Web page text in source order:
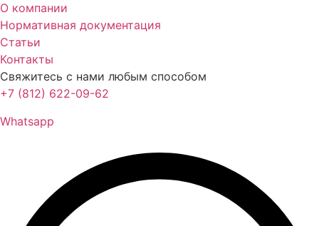
О компании
Нормативная документация
Статьи
Контакты
Свяжитесь с нами любым способом
+7 (812) 622-09-62
Whatsapp